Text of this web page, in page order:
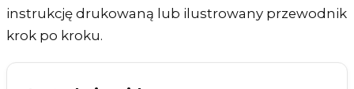
instrukcję drukowaną lub ilustrowany przewodnik
krok po kroku.